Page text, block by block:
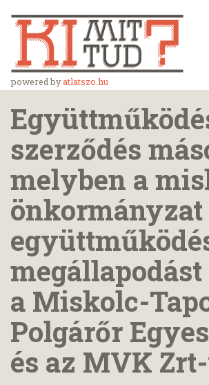
powered byatlatszo.hu
szerződés
melyben a
önkormányzat
a Miskolc-
Polgárőr
és az MVK